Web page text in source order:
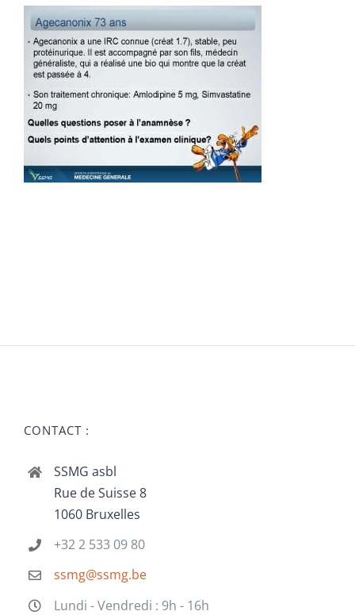
CONTACT :
SSMG asbl
Rue de Suisse 8
1060 Bruxelles
+32 2 533 09 80
ssmg@ssmg.be
Lundi - Vendredi : 9h - 16h